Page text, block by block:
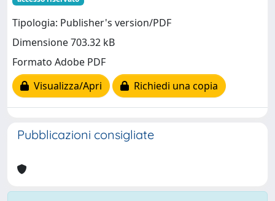
Tipologia: Publisher's version/PDF
Dimensione 703.32 kB
Formato Adobe PDF
Visualizza/Apri
Richiedi una copia
Pubblicazioni consigliate